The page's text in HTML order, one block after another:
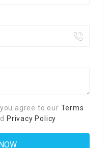
agree to our Terms
Privacy Policy